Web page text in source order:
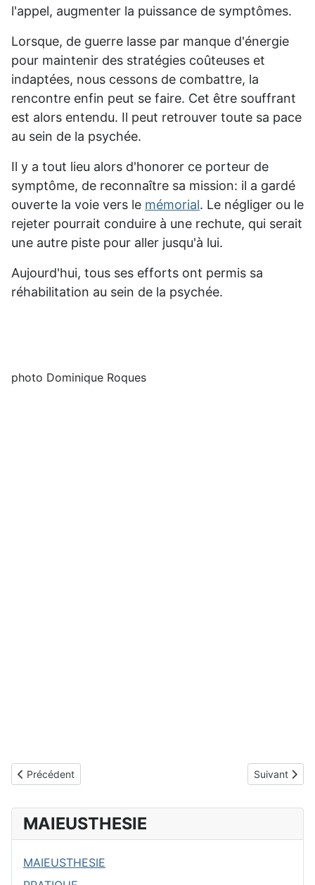
l'appel, augmenter la puissance de symptômes.
Lorsque, de guerre lasse par manque d'énergie
pour maintenir des stratégies coûteuses et
indaptées, nous cessons de combattre, la
rencontre enfin peut se faire. Cet être souffrant
est alors entendu. Il peut retrouver toute sa pace
au sein de la psychée.
Il y a tout lieu alors d'honorer ce porteur de
symptôme, de reconnaître sa mission: il a gardé
ouverte la voie vers le mémorial. Le négliger ou le
rejeter pourrait conduire à une rechute, qui serait
une autre piste pour aller jusqu'à lui.
Aujourd'hui, tous ses efforts ont permis sa
réhabilitation au sein de la psychée.
photo Dominique Roques
Article précédent : Le corps
Précédent Article
Suivant
MAIEUSTHESIE
MAIEUSTHESIE